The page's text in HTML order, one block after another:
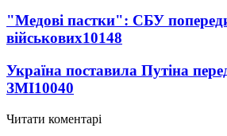
"Медові пастки": СБУ
військових10148
Україна поставила Путіна
ЗМІ10040
Читати коментарі